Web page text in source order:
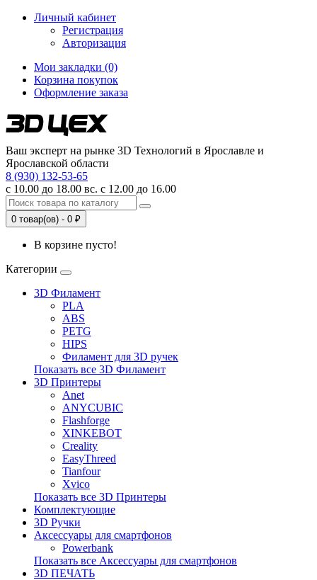
Личный кабинет
Регистрация
Авторизация
Мои закладки (0)
Корзина покупок
Оформление заказа
Ваш эксперт на рынке 3D Технологий в Ярославле и
Ярославской области
8 (930) 132-53-65
с 10.00 до 18.00 вс. с 12.00 до 16.00
0 товар(ов) - 0 ₽
В корзине пусто!
Категории
3D Филамент
PLA
ABS
PETG
HIPS
Филамент для 3D ручек
Показать все 3D Филамент
3D Принтеры
Anet
ANYCUBIC
Flashforge
XINKEBOT
Creality
EasyThreed
Tianfour
Xvico
Показать все 3D Принтеры
Комплектующие
3D Ручки
Аксессуары для смартфонов
Powerbank
Показать все Аксессуары для смартфонов
3D ПЕЧАТЬ